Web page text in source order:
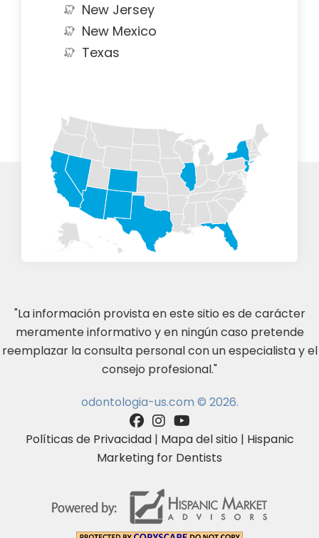
New Jersey
New Mexico
Texas
"La información provista en este sitio es de carácter
meramente informativo y en ningún caso pretende
reemplazar la consulta personal con un especialista y el
consejo profesional."
odontologia-us.com © 2026.
Políticas de Privacidad| Mapa del sitio | Hispanic
Marketing for Dentists